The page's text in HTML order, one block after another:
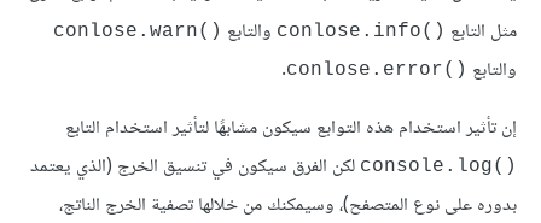
مثل التابع ()conlose.info والتابع ()conlose.warn
والتابع ()conlose.error
.
إن تأثير استخدام هذه التوابع سيكون مشابهًا لتأثير استخدام التابع
()console.log
لكن الفرق سيكون في تنسيق الخرج (الذي يعتمد
بدوره على نوع المتصفح)، وسيمكنك من خلالها تصفية الخرج الناتج،